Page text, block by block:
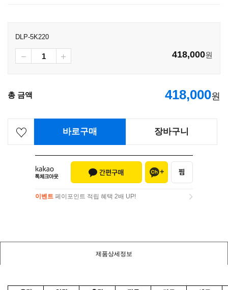
DLP-5K220
418,000원
총 금액 418,000원
바로구매 장바구니
이벤트 페이포인트 적립 혜택 2배 UP!
제품상세정보